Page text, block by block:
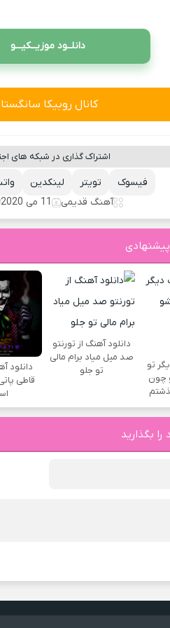
دانلــود موزیــکیـــو
کانال روبیکا
اشتراک گذاری در شبکه های
لینکدین تویتر
فیسوک
آهنگ قدیمی
11 می 2020
تو
چون
دانلود آهنگ از تورنتو
صد میل میاد برام مالی
تو جلو
دانلود
بگذارید